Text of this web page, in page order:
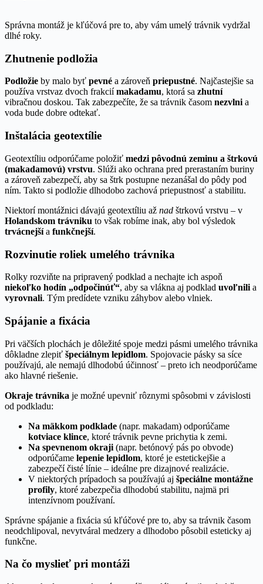
Správna montáž je kľúčová pre to, aby vám umelý trávnik vydržal
dlhé roky.
Zhutnenie podložia
Podložie by malo byť pevné a zároveň priepustné. Najčastejšie sa
používa vrstvaz dvoch frakciímakadamu, ktorá sa zhutní
vibračnou doskou. Tak zabezpečíte, že sa trávnik časom nezvlnia
voda bude dobre odtekať.
Inštalácia geotextílie
Geotextíliu odporúčame položiť medzi pôvodnú zeminu a štrkovú
(makadamovú) vrstvu. Slúži ako ochrana pred prerastaním buriny
a zároveň zabezpečí, aby sa štrk postupne nezanášal do pôdy pod
ním. Takto si podložie dlhodobo zachová priepustnosť a stabilitu.
Niektorí montážnici dávajú geotextíliu až nad štrkovú vrstvu – v
Holandskom trávniku to však robíme inak, aby bol výsledok
trvácnejšía funkčnejší.
Rozvinutie roliek umelého trávnika
Rolky rozviňte na pripravený podklad a nechajte ich aspoň
niekoľko hodín „odpočinúť“, aby sa vlákna aj podklad uvoľnili a
vyrovnali. Tým predídete vzniku záhybov alebo vlniek.
Spájanie a fixácia
Pri väčších plochách je dôležité spoje medzi pásmi umelého trávnika
dôkladne zlepiť špeciálnym lepidlom. Spojovacie pásky sa síce
používajú, ale nemajú dlhodobú účinnosť – preto ich neodporúčame
ako hlavné riešenie.
Okraje trávnika je možné upevniť rôznymi spôsobmi v závislosti
od podkladu:
Na mäkkom podklade (napr. makadam) odporúčame
kotviace klince, ktoré trávnik pevne prichytia k zemi.
Na spevnenom okraji (napr. betónový pás po obvode)
odporúčame lepenie lepidlom, ktoré je estetickejšie a
zabezpečí čisté línie – ideálne pre dizajnové realizácie.
V niektorých prípadoch sa používajú aj špeciálne montážne
profily, ktoré zabezpečia dlhodobú stabilitu, najmä pri
intenzívnom používaní.
Správne spájanie a fixácia sú kľúčové pre to, aby sa trávnik časom
neodchlipoval, nevytváral medzery a dlhodobo pôsobil esteticky aj
funkčne.
Na čo myslieť pri montáži